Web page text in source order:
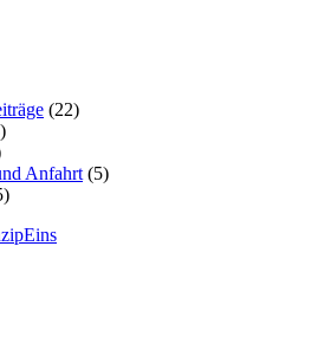
(22)
Anfahrt (5)